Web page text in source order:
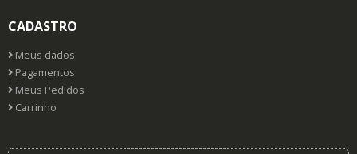
CADASTRO
Meus dados
Pagamentos
Meus Pedidos
Carrinho